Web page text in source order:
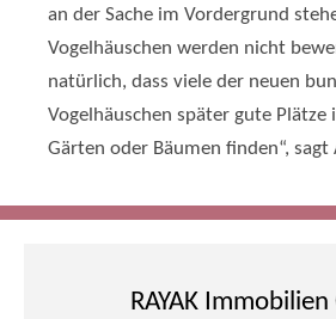
an der Sache im Vordergrund
Vogelhäuschen werden nicht
natürlich, dass viele der neuen
Vogelhäuschen später gute Plätze
Gärten oder Bäumen finden“, sagt
RAYAK